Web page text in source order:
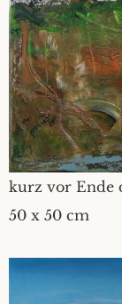
kurz vor Ende
50 x 50 cm